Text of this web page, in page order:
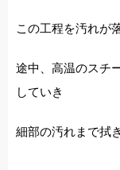
この工程を汚れが
途中、高温のスチ
していき
細部の汚れまで拭